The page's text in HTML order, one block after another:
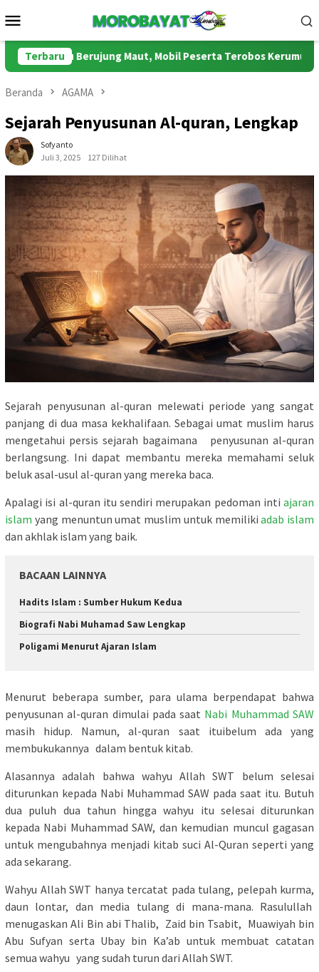
ke
Mobile
Terbaru
Berujung Maut, Mobil Peserta Terobos Kerumunan
Beranda AGAMA
Sejarah Penyusunan Al-quran, Lengkap
Sofyanto
Juli 3, 2025
127 Dilihat
Sejarah penyusunan al-quran melewati periode yang sangat
panjang di dua masa kekhalifaan. Sebagai umat muslim harus
mengetahui persis sejarah bagaimana penyusunan al-quran
berlangsung. Ini dapat membantu mereka memahami seluk
beluk asal-usul al-quran yang mereka baca.
Apalagi isi al-quran itu sendiri merupakan pedoman inti ajaran
islam yang menuntun umat muslim untuk memilikiadab islam
dan akhlak islam yang baik.
BACAAN LAINNYA
Hadits Islam : Sumber Hukum Kedua
Biografi Nabi Muhamad Saw Lengkap
Poligami Menurut Ajaran Islam
Menurut beberapa sumber, para ulama berpendapat bahwa
penyusunan al-quran dimulai pada saat Nabi Muhammad SAW
masih hidup. Namun, al-quran saat ituibelum ada yang
membukukannya dalam bentuk kitab.
Alasannya adalah bahwa wahyu Allah SWT belum selesai
diturunkan kepada Nabi Muhammad SAW pada saat itu. Butuh
dua puluh dua tahun hingga wahyu itu selesai diturunkan
kepada Nabi Muhammad SAW, dan kemudian muncul gagasan
untuk mengubahnya menjadi kitab suci Al-Quran seperti yang
ada sekarang.
Wahyu Allah SWT hanya tercatat pada tulang, pelepah kurma,
daun lontar, dan media tulang di mana-mana. Rasulullah
menugaskan Ali Bin abi Thalib, Zaid bin Tsabit, Muawiyah bin
Abu Sufyan serta Ubay bin Ka’ab untuk membuat catatan
semua wahyu yang sudah turun dari Allah SWT.